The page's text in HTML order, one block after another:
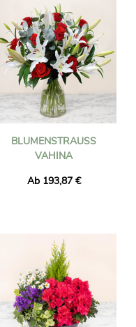
BLUMENSTRAUSS V
AHINA
Ab 193,87 €